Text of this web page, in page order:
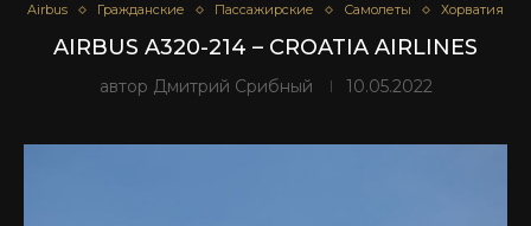
Airbus Гражданские Пассажирские Самолеты Хорватия
AIRBUS A320-214 – CROATIA AIRLINES
автор Дмитрий Срибный 10.05.2022